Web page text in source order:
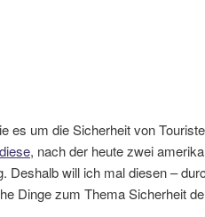
es um die Sicherheit von
diese, nach der heute zwei
Deshalb will ich mal diesen –
Dinge zum Thema Sicherheit